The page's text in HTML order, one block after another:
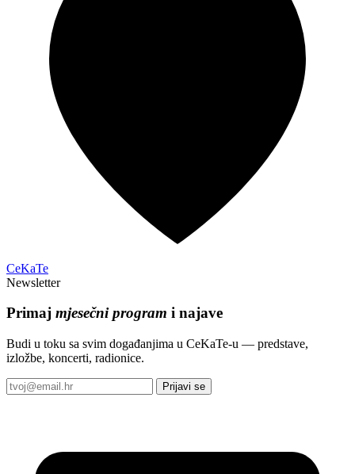
CeKaTe
Newsletter
Primaj mjesečni program i najave
Budi u toku sa svim događanjima u CeKaTe-u — predstave,
izložbe, koncerti, radionice.
Prijavi se